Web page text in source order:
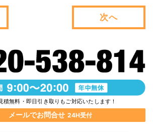
次へ
積無料・即日引き取りもご対応いたします！
メールでお問合せ 24H受付